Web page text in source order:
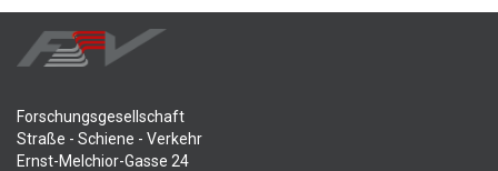
Forschungsgesellschaft
Straße - Schiene - Verkehr
Ernst-Melchior-Gasse 24